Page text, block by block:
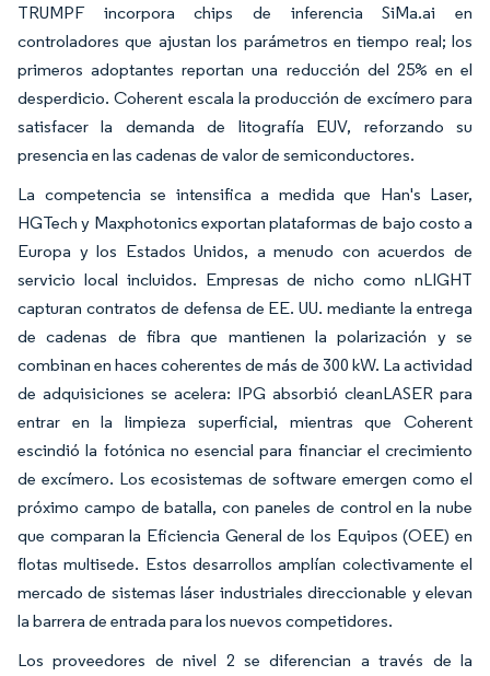
TRUMPF incorpora chips de inferencia SiMa.ai en
controladores que ajustan los parámetros en tiempo real; los
primeros adoptantes reportan una reducción del 25% en el
desperdicio. Coherent escala la producción de excímero para
satisfacer la demanda de litografía EUV, reforzando su
presencia en las cadenas de valor de semiconductores.
La competencia se intensifica a medida que Han's Laser,
HGTech y Maxphotonics exportan plataformas de bajo costo a
Europa y los Estados Unidos, a menudo con acuerdos de
servicio local incluidos. Empresas de nicho como nLIGHT
capturan contratos de defensa de EE. UU. mediante la entrega
de cadenas de fibra que mantienen la polarización y se
combinan en haces coherentes de más de 300 kW. La actividad
de adquisiciones se acelera: IPG absorbió cleanLASER para
entrar en la limpieza superficial, mientras que Coherent
escindió la fotónica no esencial para financiar el crecimiento
de excímero. Los ecosistemas de software emergen como el
próximo campo de batalla, con paneles de control en la nube
que comparan la Eficiencia General de los Equipos (OEE) en
flotas multisede. Estos desarrollos amplían colectivamente el
mercado de sistemas láser industriales direccionable y elevan
la barrera de entrada para los nuevos competidores.
Los proveedores de nivel 2 se diferencian a través de la